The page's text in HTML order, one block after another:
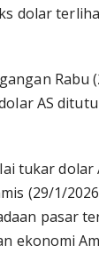
dolar
Rabu
AS
tukar dolar
(29/1/
pasar
ekonomi